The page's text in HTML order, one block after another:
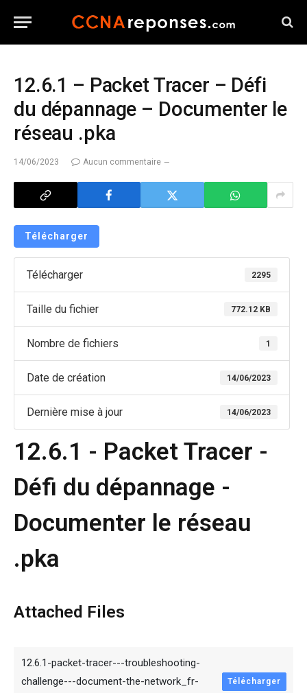
12.6.1 – Packet Tracer – Défi
du dépannage – Documenter le
réseau .pka
14/06/2023 Aucun commentaire
Télécharger
Télécharger 2295
Taille du fichier 772.12 KB
Nombre de fichiers 1
Date de création 14/06/2023
Dernière mise à jour 14/06/2023
12.6.1 - Packet Tracer -
Défi du dépannage -
Documenter le réseau
.pka
Attached Files
12.6.1-packet-tracer---troubleshooting-
challenge---document-the-network_fr-
Télécharger